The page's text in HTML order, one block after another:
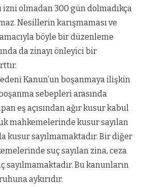
izni olmadan 300 gün dolmadıkça
Nesillerin karışmaması ve
böyle bir düzenleme
da zinayı önleyici bir
Kanun’un boşanmaya ilişkin
sebepleri arasında
eş açısından ağır kusur kabul
mahkemelerinde kusur sayılan
kusur sayılmamaktadır. Bir diğer
suç sayılan zina, ceza
sayılmamaktadır. Bu kanunların
aykırıdır.